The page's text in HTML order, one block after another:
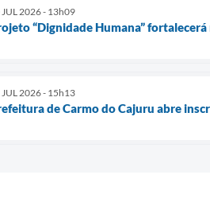
JUL 2026 - 13h09
“Dignidade Humana”
2026 - 15h13
de Carmo do Cajuru abre